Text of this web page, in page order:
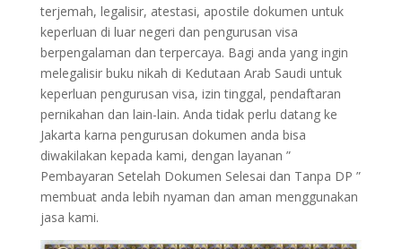
terjemah, legalisir, atestasi, apostile dokumen untuk
keperluan di luar negeri dan pengurusan visa
berpengalaman dan terpercaya. Bagi anda yang ingin
melegalisir buku nikah di Kedutaan Arab Saudi untuk
keperluan pengurusan visa, izin tinggal, pendaftaran
pernikahan dan lain-lain. Anda tidak perlu datang ke
Jakarta karna pengurusan dokumen anda bisa
diwakilakan kepada kami, dengan layanan ”
Pembayaran Setelah Dokumen Selesai dan Tanpa DP ”
membuat anda lebih nyaman dan aman menggunakan
jasa kami.